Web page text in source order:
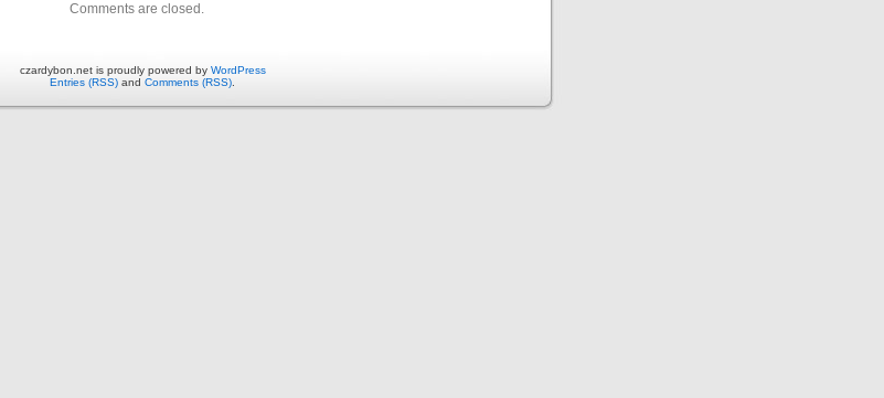
Comments are closed.
czardybon.net is proudly powered by WordPress
Entries (RSS) and Comments (RSS)